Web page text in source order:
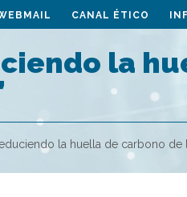
CANAL ÉTICO
la
la huella de carbono de